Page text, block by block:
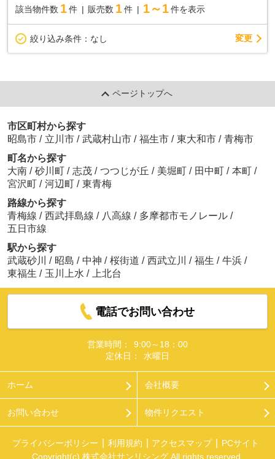
該当物件数 1件 販売数 1 件 1～1 件を表示
絞り込み条件： なし 変更
ページトップへ
市区町村から探す
昭島市 / 立川市 / 武蔵村山市 / 福生市 / 東大和市 / 青梅市
町名から探す
大南 / 砂川町 / 志茂 / つつじが丘 / 美堀町 / 田中町 / 本町 /
宮沢町 / 河辺町 / 東青梅
路線から探す
青梅線 / 西武拝島線 / 八高線 / 多摩都市モノレール /
五日市線
駅から探す
武蔵砂川
/ 昭島 / 中神 / 桜街道 / 西武立川 / 福生 / 牛浜 /
東福生 / 玉川上水 / 上北台
電話でお問い合わせ
営業時間：
9:00～18：00
定休日：
水曜日
ホーム 会社概要
お問い合わせ 物件リクエスト
プライバシーポリシー 利用規約 アクセスマップ
PCサイト
Copyright(c) 株式会社サンリシング All rights reserved.